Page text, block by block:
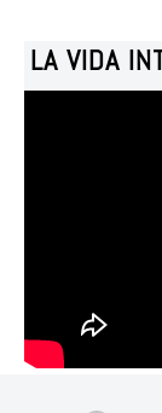
LA VIDA